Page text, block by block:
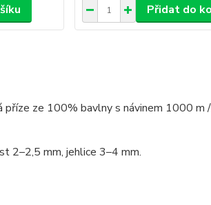
Přidat do
příze ze 100% bavlny s návinem 1000 m
2–2,5 mm, jehlice 3–4 mm.